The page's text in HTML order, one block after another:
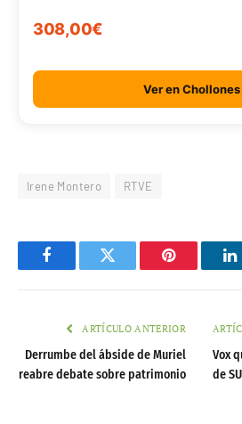
308,00€
Ver en Chollones
Irene Montero RTVE
FacebookTwitter Pinterest
ARTÍCULO ANTERIOR
Derrumbe del ábside de Muriel
reabre debate sobre patrimonio
Vox
de